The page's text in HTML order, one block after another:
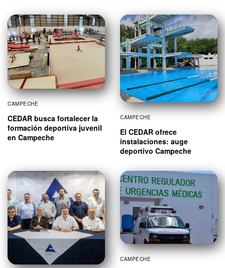
CAMPECHE
CEDAR busca fortalecer la
formación deportiva juvenil
en Campeche
CAMPECHE
El CEDAR ofrece
instalaciones: auge
deportivo Campeche
CAMPECHE